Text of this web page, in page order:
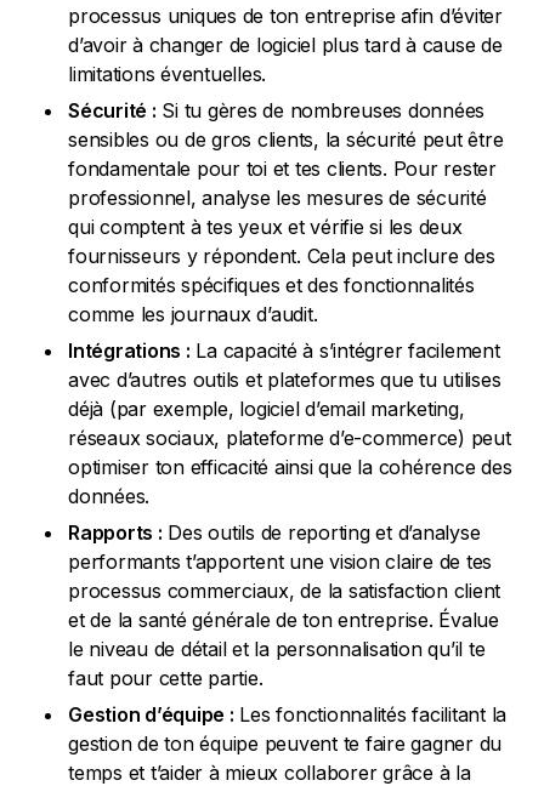
processus uniques de ton entreprise afin d’éviter
d’avoir à changer de logiciel plus tard à cause de
limitations éventuelles.
Sécurité : Si tu gères de nombreuses données
sensibles ou de gros clients, la sécurité peut être
fondamentale pour toi et tes clients. Pour rester
professionnel, analyse les mesures de sécurité
qui comptent à tes yeux et vérifie si les deux
fournisseurs y répondent. Cela peut inclure des
conformités spécifiques et des fonctionnalités
comme les journaux d’audit.
Intégrations : La capacité à s’intégrer facilement
avec d’autres outils et plateformes que tu utilises
déjà (par exemple, logiciel d’email marketing,
réseaux sociaux, plateforme d’e-commerce) peut
optimiser ton efficacité ainsi que la cohérence des
données.
Rapports : Des outils de reporting et d’analyse
performants t’apportent une vision claire de tes
processus commerciaux, de la satisfaction client
et de la santé générale de ton entreprise. Évalue
le niveau de détail et la personnalisation qu’il te
faut pour cette partie.
Gestion d’équipe : Les fonctionnalités facilitant la
gestion de ton équipe peuvent te faire gagner du
temps et t’aider à mieux collaborer grâce à la